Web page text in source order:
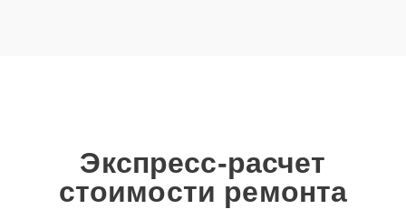
Экспресс-расчет
стоимости ремонта